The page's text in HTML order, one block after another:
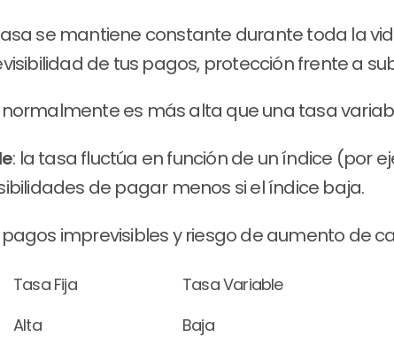
se mantiene constante durante toda la
de tus pagos, protección frente a
normalmente es más alta que una tasa
: la tasa fluctúa en función de un índice (por
de pagar menos si el índice baja.
pagos imprevisibles y riesgo de aumento de
Tasa Fija
Tasa Variable
Alta
Baja